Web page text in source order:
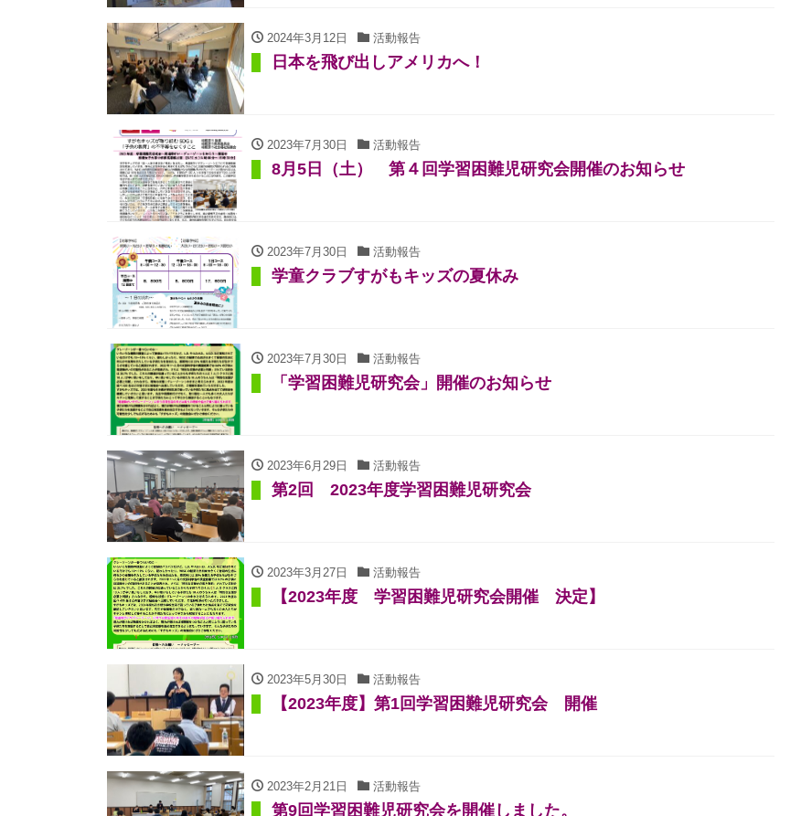
2024年3月12日 活動報告
日本を飛び出しアメリカへ！
2023年7月30日 活動報告
8月5日（土） 第４回学習困難児研究会開催のお知らせ
2023年7月30日 活動報告
学童クラブすがもキッズの夏休み
2023年7月30日 活動報告
「学習困難児研究会」開催のお知らせ
2023年6月29日 活動報告
第2回 2023年度学習困難児研究会
2023年3月27日 活動報告
【2023年度 学習困難児研究会開催 決定】
2023年5月30日 活動報告
【2023年度】第1回学習困難児研究会 開催
2023年2月21日 活動報告
第9回学習困難児研究会を開催しました。